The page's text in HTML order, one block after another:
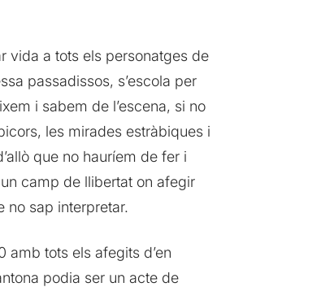
vida a tots els personatges de
passadissos, s’escola per
i sabem de l’escena, si no
les mirades estràbiques i
que no hauríem de fer i
camp de llibertat on afegir
no sap interpretar.
amb tots els afegits d’en
podia ser un acte de